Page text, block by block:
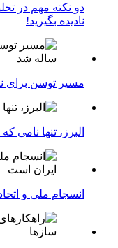
نادیده بگیرید!
مسیر توسن برای نقش
البرز، تنها
انسجام ملی و